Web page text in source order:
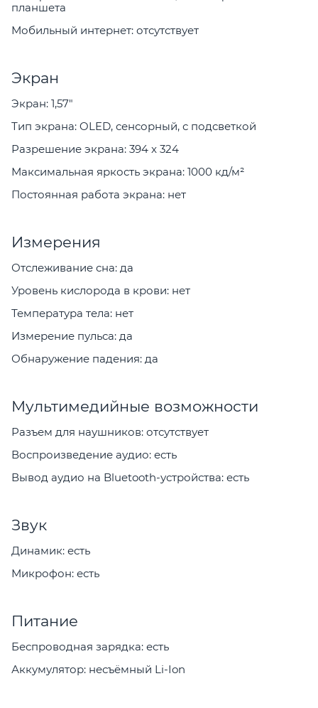
планшета
Мобильный интернет: отсутствует
Экран
Экран: 1,57"
Тип экрана: OLED, сенсорный, с подсветкой
Разрешение экрана: 394 x 324
Максимальная яркость экрана: 1000 кд/м²
Постоянная работа экрана: нет
Измерения
Отслеживание сна: да
Уровень кислорода в крови: нет
Температура тела: нет
Измерение пульса: да
Обнаружение падения: да
Мультимедийные возможности
Разъем для наушников: отсутствует
Воспроизведение аудио: есть
Вывод аудио на Bluetooth-устройства: есть
Звук
Динамик: есть
Микрофон: есть
Питание
Беспроводная зарядка: есть
Аккумулятор: несъёмный Li-Ion